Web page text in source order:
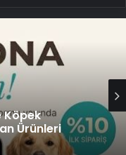
Köpek
Ürünleri